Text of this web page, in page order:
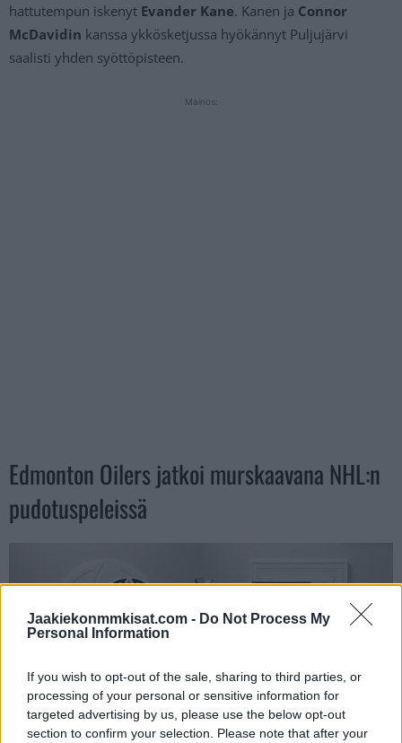
Jaakiekonmmkisat.com - Do Not Process My
Personal Information
If you wish to opt-out of the sale, sharing to third parties, or
processing of your personal or sensitive information for
targeted advertising by us, please use the below opt-out
section to confirm your selection. Please note that after your
hattutempun iskenyt Evander Kane. Kanen ja Connor
McDavidin kanssa ykkösketjussa hyökännyt Puljujärvi
saalisti yhden syöttöpisteen.
Mainos:
Edmonton Oilers jatkoi murskaavana NHL:n
pudotuspeleissä